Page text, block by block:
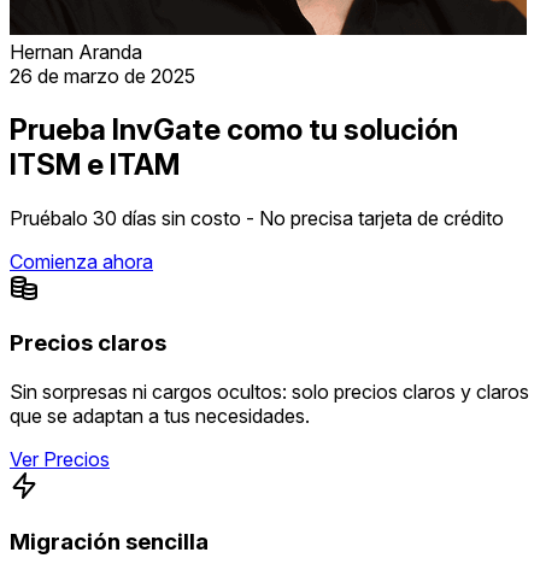
Hernan Aranda
26 de marzo de 2025
Prueba InvGate como tu solución
ITSM e ITAM
Pruébalo 30 días sin costo - No precisa tarjeta de crédito
Comienza ahora
Precios claros
Sin sorpresas ni cargos ocultos: solo precios claros y claros
que se adaptan a tus necesidades.
Ver Precios
Migración sencilla